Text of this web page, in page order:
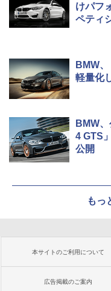
けパフ
ペティ
BMW
軽量化
BMW
4 GTS
公開
もっ
本サイトのご利用について
広告掲載のご案内